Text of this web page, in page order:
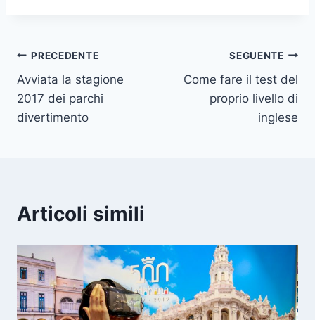
Navigazione
articoli
PRECEDENTE
Avviata la stagione
2017 dei parchi
divertimento
SEGUENTE
Come fare il test del
proprio livello di
inglese
Articoli simili